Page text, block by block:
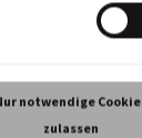
notwendige
zulassen
D...